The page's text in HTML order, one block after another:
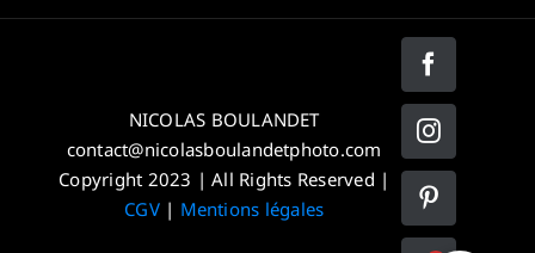
NICOLAS BOULANDET
contact@nicolasboulandetphoto.com
Copyright 2023 | All Rights Reserved |
CGV| Mentions légales
Facebook
Instagram
Pinterest